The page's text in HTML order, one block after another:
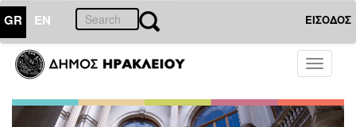
GR EN ΕΙΣΟΔΟΣ
Toggle
ΤΟΠΟΣ
ΜΑΣ
Ανακοινώσεις